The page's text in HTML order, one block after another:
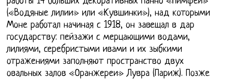
(«Водяные лилии» или «Кувшинки»), над которыми
Моне работал начиная с 1918, он завещал в дар
государству: пейзажи с мерцающими водами,
лилиями, серебристыми ивами и их зыбкими
отражениями заполняют пространство двух
овальных залов «Оранжереи» Лувра (Париж). Позже